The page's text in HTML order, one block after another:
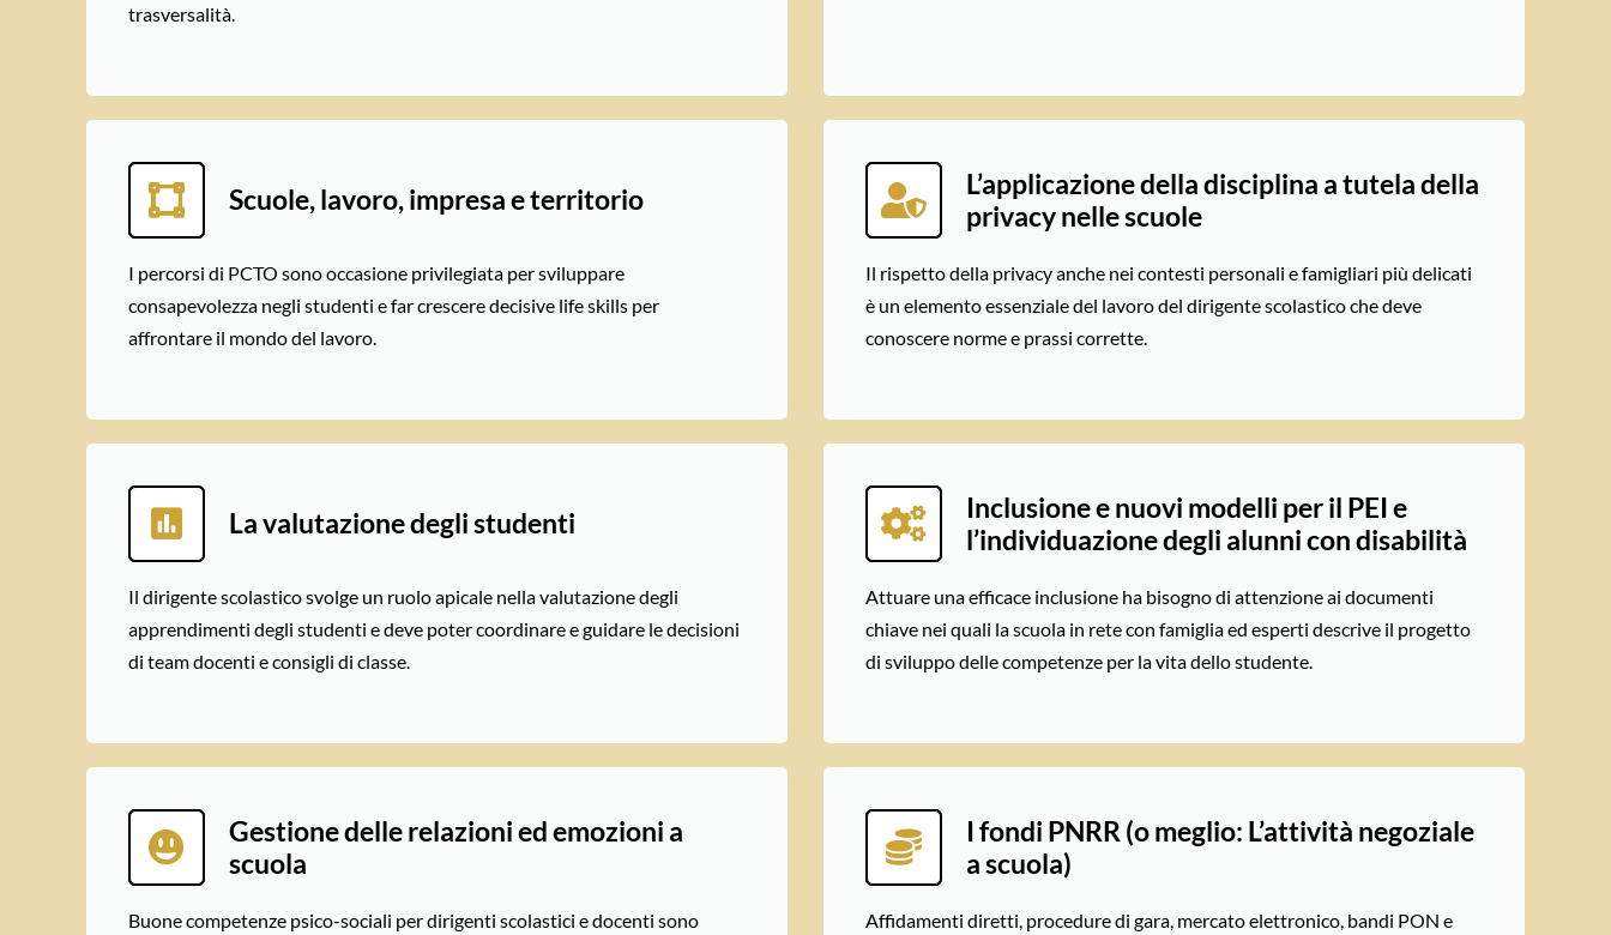
trasversalità.
Scuole, lavoro, impresa e territorio
I percorsi di PCTO sono occasione privilegiata per sviluppare
consapevolezza negli studenti e far crescere decisive life skills per
affrontare il mondo del lavoro.
L’applicazione della disciplina a tutela della
privacy nelle scuole
Il rispetto della privacy anche nei contesti personali e famigliari più delicati
è un elemento essenziale del lavoro del dirigente scolastico che deve
conoscere norme e prassi corrette.
La valutazione degli studenti
Il dirigente scolastico svolge un ruolo apicale nella valutazione degli
apprendimenti degli studenti e deve poter coordinare e guidare le decisioni
di team docenti e consigli di classe.
Inclusione e nuovi modelli per il PEI e
l’individuazione degli alunni con disabilità
Attuare una efficace inclusione ha bisogno di attenzione ai documenti
chiave nei quali la scuola in rete con famiglia ed esperti descrive il progetto
di sviluppo delle competenze per la vita dello studente.
Gestione delle relazioni ed emozioni a
scuola
Buone competenze psico-sociali per dirigenti scolastici e docenti sono
I fondi PNRR (o meglio: L’attività negoziale
a scuola)
Affidamenti diretti, procedure di gara, mercato elettronico, bandi PON e